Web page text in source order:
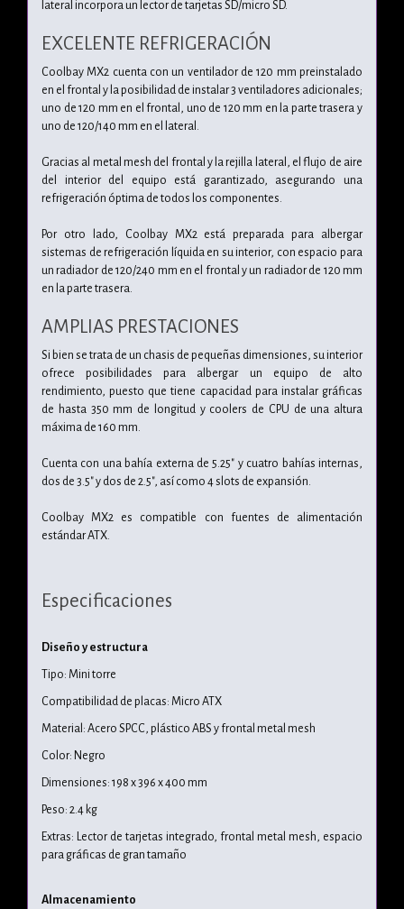
lateral incorpora un lector de tarjetas SD/micro SD.
EXCELENTE REFRIGERACIÓN
Coolbay MX2 cuenta con un ventilador de 120 mm preinstalado
en el frontal y la posibilidad de instalar 3 ventiladores adicionales;
uno de 120 mm en el frontal, uno de 120 mm en la parte trasera y
uno de 120/140 mm en el lateral.
Gracias al metal mesh del frontal y la rejilla lateral, el flujo de aire
del interior del equipo está garantizado, asegurando una
refrigeración óptima de todos los componentes.
Por otro lado, Coolbay MX2 está preparada para albergar
sistemas de refrigeración líquida en su interior, con espacio para
un radiador de 120/240 mm en el frontal y un radiador de 120 mm
en la parte trasera.
AMPLIAS PRESTACIONES
Si bien se trata de un chasis de pequeñas dimensiones, su interior
ofrece posibilidades para albergar un equipo de alto
rendimiento, puesto que tiene capacidad para instalar gráficas
de hasta 350 mm de longitud y coolers de CPU de una altura
máxima de 160 mm.
Cuenta con una bahía externa de 5.25" y cuatro bahías internas,
dos de 3.5" y dos de 2.5", así como 4 slots de expansión.
Coolbay MX2 es compatible con fuentes de alimentación
estándar ATX.
Especificaciones
Diseño y estructura
Tipo: Mini torre
Compatibilidad de placas: Micro ATX
Material: Acero SPCC, plástico ABS y frontal metal mesh
Color: Negro
Dimensiones: 198 x 396 x 400 mm
Peso: 2.4 kg
Extras: Lector de tarjetas integrado, frontal metal mesh, espacio
para gráficas de gran tamaño
Almacenamiento